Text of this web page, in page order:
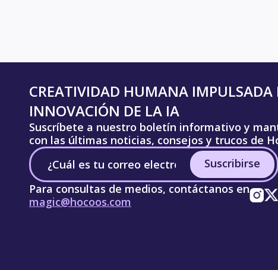
CREATIVIDAD HUMANA IMPULSADA
INNOVACIÓN DE LA IA
Suscríbete a nuestro boletín informativo y
con las últimas noticias, consejos y trucos de
Suscribirse
Para consultas de medios, contáctanos en
magic@hocoos.com